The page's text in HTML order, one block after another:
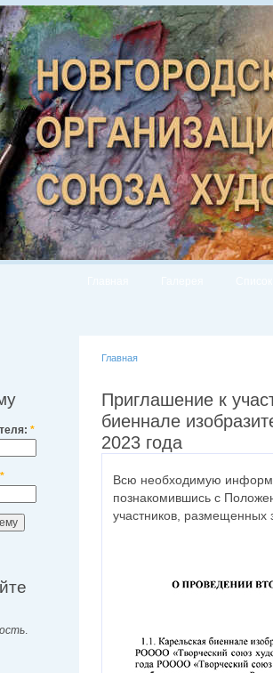
*
*
Главная
Приглашение к
биеннале
2023 года
Всю необходимую
познакомившись с
участников, размещенных